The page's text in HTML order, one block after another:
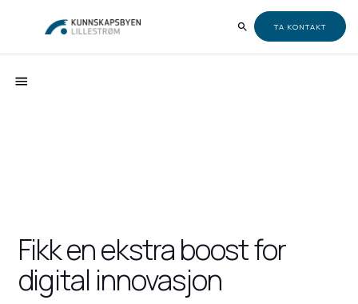
TA KONTAKT
Fikk en ekstra boost for
digital innovasjon